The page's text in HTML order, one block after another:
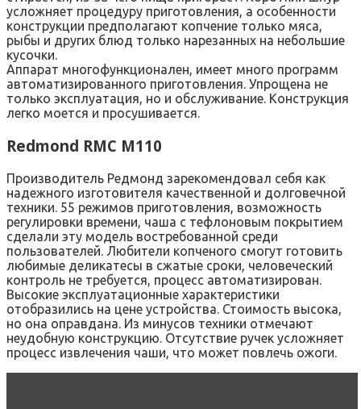
усложняет процедуру приготовления, а особенности
конструкции предполагают копчение только мяса,
рыбы и других блюд только нарезанных на небольшие
кусочки.
Аппарат многофункционален, имеет много программ
автоматизированного приготовления. Упрощена не
только эксплуатация, но и обслуживание. Конструкция
легко моется и просушивается.
Redmond RMC M110
Производитель Редмонд зарекомендовал себя как
надежного изготовителя качественной и долговечной
техники. 55 режимов приготовления, возможность
регулировки времени, чаша с тефлоновым покрытием
сделали эту модель востребованной среди
пользователей. Любители копченого смогут готовить
любимые деликатесы в сжатые сроки, человеческий
контроль не требуется, процесс автоматизирован.
Высокие эксплуатационные характеристики
отобразились на цене устройства. Стоимость высока,
но она оправдана. Из минусов техники отмечают
неудобную конструкцию. Отсутствие ручек усложняет
процесс извлечения чаши, что может повлечь ожоги.